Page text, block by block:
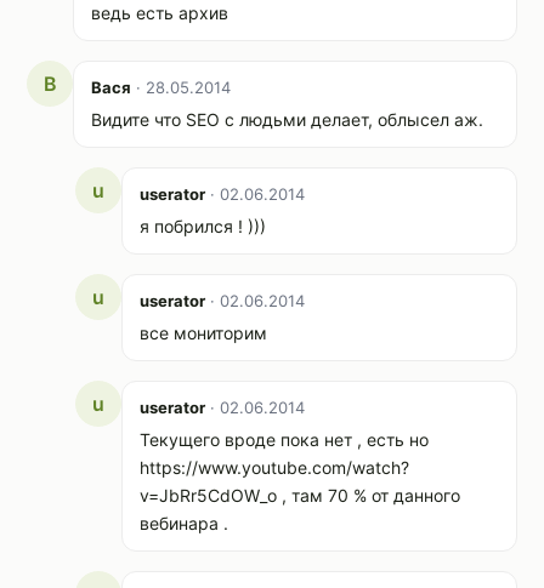
ведь есть архив
В Вася · 28.05.2014
Видите что SEO с людьми делает, облысел аж.
u userator · 02.06.2014
я побрился ! )))
u userator · 02.06.2014
все мониторим
u userator · 02.06.2014
Текущего вроде пока нет , есть но
https://www.youtube.com/watch?
v=JbRr5CdOW_o , там 70 % от данного
вебинара .